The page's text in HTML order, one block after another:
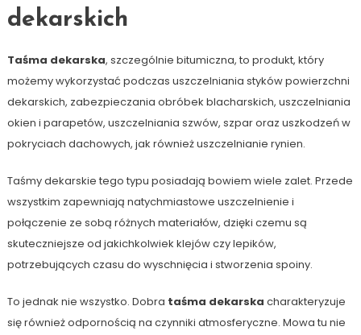
dekarskich
Taśma dekarska, szczególnie bitumiczna, to produkt, który
możemy wykorzystać podczas uszczelniania styków powierzchni
dekarskich, zabezpieczania obróbek blacharskich, uszczelniania
okien i parapetów, uszczelniania szwów, szpar oraz uszkodzeń w
pokryciach dachowych, jak również uszczelnianie rynien.
Taśmy dekarskie tego typu posiadają bowiem wiele zalet. Przede
wszystkim zapewniają natychmiastowe uszczelnienie i
połączenie ze sobą różnych materiałów, dzięki czemu są
skuteczniejsze od jakichkolwiek klejów czy lepików,
potrzebujących czasu do wyschnięcia i stworzenia spoiny.
To jednak nie wszystko. Dobra taśma dekarska charakteryzuje
się również odpornością na czynniki atmosferyczne. Mowa tu nie